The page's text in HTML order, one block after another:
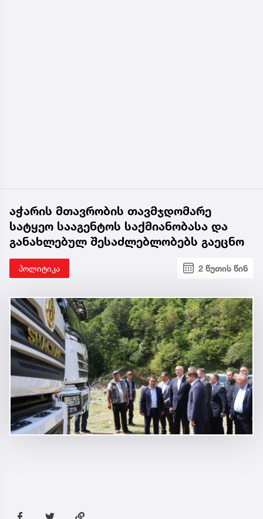
აჭარის მთავრობის თავმჯდომარე
სატყეო სააგენტოს საქმიანობასა და
განახლებულ შესაძლებლობებს გაეცნო
პოლიტიკა 2 წუთის წინ